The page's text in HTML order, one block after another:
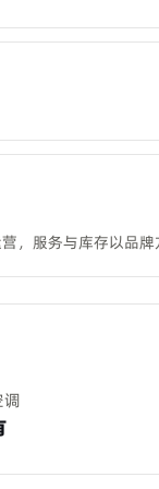
营，服务与库存以品牌
调